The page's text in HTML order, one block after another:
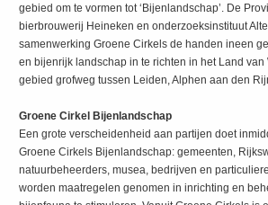
gebied om te vormen tot ‘Bijenlandschap’. De
bierbrouwerij Heineken en onderzoeksinstituut
samenwerking Groene Cirkels de handen ineen
en bijenrijk landschap in te richten in het Land van
gebied grofweg tussen Leiden, Alphen aan den
Groene Cirkel Bijenlandschap
Een grote verscheidenheid aan partijen doet
Groene Cirkels Bijenlandschap: gemeenten,
natuurbeheerders, musea, bedrijven en
worden maatregelen genomen in inrichting en